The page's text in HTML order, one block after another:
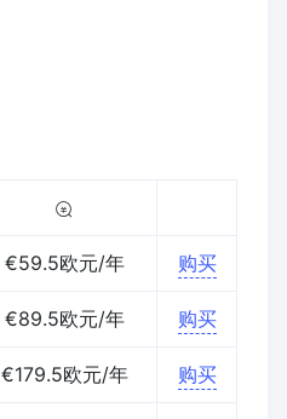
€59.5欧元/年 购买
€89.5欧元/年 购买
€179.5欧元/年 购买